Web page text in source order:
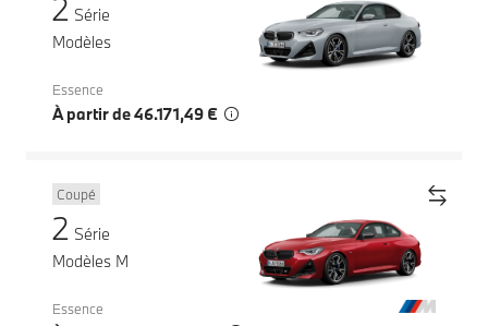
2 Série
Modèles
Essence
À partir de 46.171,49 €
Coupé
2 Série
Modèles M
Essence